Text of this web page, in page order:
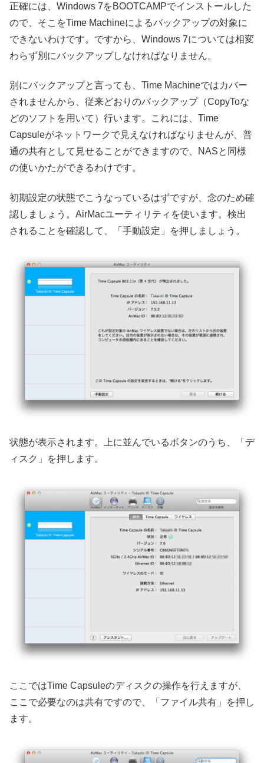
正確には、Windows 7をBOOTCAMPでインストールした
ので、そこをTime Machineによるバックアップの対象に
できないわけです。ですから、Windows 7については相変
わらず別にバックアップしなければなりません。
別にバックアップと言っても、Time Machineではカバー
されませんから、従来どおりのバックアップ（CopyToな
どのソフトを用いて）行います。これには、Time
Capsuleがネットワークで見えなければなりませんが、普
通の共有として見せることができますので、NASと同様
の使いかたができるわけです。
初期設定の状態でこうなっているはずですが、念のため確
認しましょう。AirMacユーティリティを使います。検出
されることを確認して、「手動設定」を押しましょう。
状態が表示されます。上に並んでいるボタンのうち、「デ
ィスク」を押します。
ここではTime Capsuleのディスクの操作を行えますが、
ここで必要なのは共有ですので、「ファイル共有」を押し
ます。